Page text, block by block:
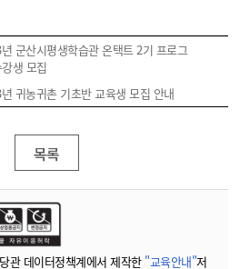
군산시평생학습관 온택트 2기 프로그
생 모집
귀농귀촌 기초반 교육생 모집 안내
목록
관 데이터정책계에서 제작한 "교육안내"저